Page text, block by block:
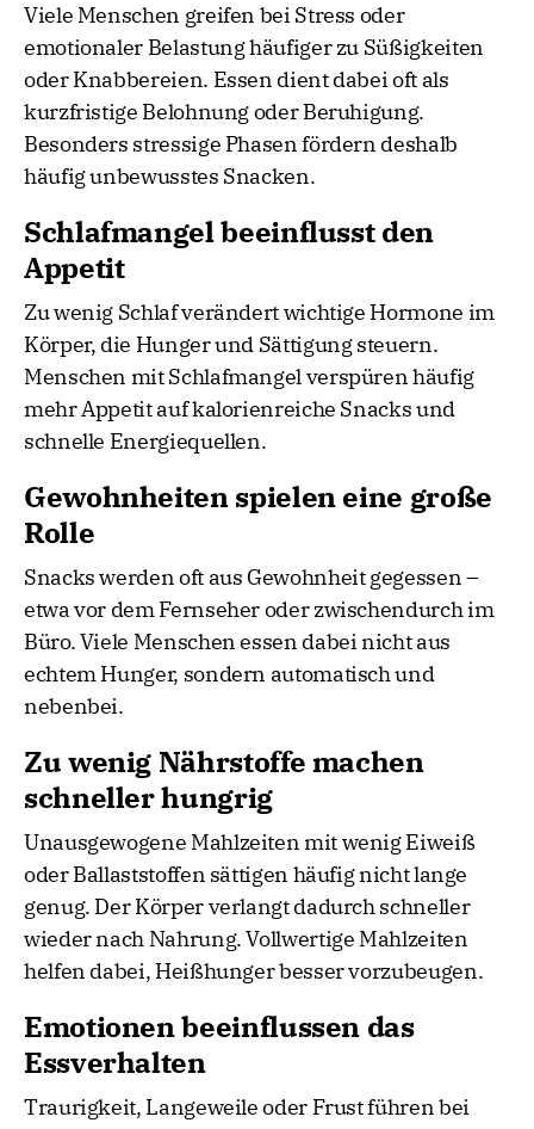
Viele Menschen greifen bei Stress oder
emotionaler Belastung häufiger zu Süßigkeiten
oder Knabbereien. Essen dient dabei oft als
kurzfristige Belohnung oder Beruhigung.
Besonders stressige Phasen fördern deshalb
häufig unbewusstes Snacken.
Schlafmangel beeinflusst den
Appetit
Zu wenig Schlaf verändert wichtige Hormone im
Körper, die Hunger und Sättigung steuern.
Menschen mit Schlafmangel verspüren häufig
mehr Appetit auf kalorienreiche Snacks und
schnelle Energiequellen.
Gewohnheiten spielen eine große
Rolle
Snacks werden oft aus Gewohnheit gegessen –
etwa vor dem Fernseher oder zwischendurch im
Büro. Viele Menschen essen dabei nicht aus
echtem Hunger, sondern automatisch und
nebenbei.
Zu wenig Nährstoffe machen
schneller hungrig
Unausgewogene Mahlzeiten mit wenig Eiweiß
oder Ballaststoffen sättigen häufig nicht lange
genug. Der Körper verlangt dadurch schneller
wieder nach Nahrung. Vollwertige Mahlzeiten
helfen dabei, Heißhunger besser vorzubeugen.
Emotionen beeinflussen das
Essverhalten
Traurigkeit, Langeweile oder Frust führen bei